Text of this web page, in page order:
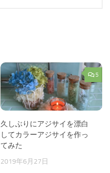
5
久しぶりにアジサイを漂白
してカラーアジサイを作っ
てみた
2019年6月27日